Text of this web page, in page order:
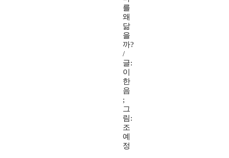
를
왜
닮
을
까?
/
글:
이
한
음
;
그
림:
조
예
정